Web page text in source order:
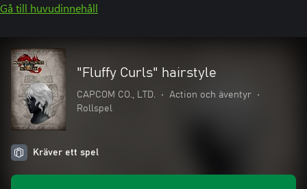
Gå till huvudinnehåll
"Fluffy Curls" hairstyle
CAPCOM CO., LTD. • Action och äventyr
•
Rollspel
Kräver ett spel